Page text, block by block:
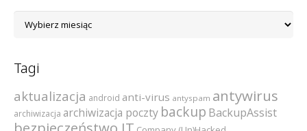
Tagi
aktualizacja android anti-virus antyspam antywirus
archiwizacja archiwizacja poczty backup BackupAssist